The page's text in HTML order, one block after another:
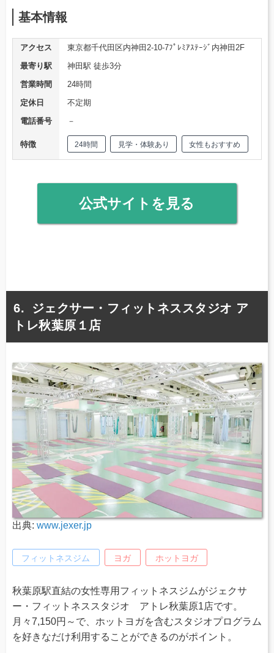
基本情報
アクセス
東京都千代田区内神田2-10-7ﾌﾟﾚﾐｱｽﾃｰｼﾞ内神田2F
最寄り駅
神田駅 徒歩3分
営業時間
24時間
定休日
不定期
電話番号
－
特徴 24時間 見学・体験あり 女性もおすすめ
公式サイトを見る
ジェクサー・フィットネススタジオ ア
トレ秋葉原１店
出典: www.jexer.jp
フィットネスジム ヨガ ホットヨガ
秋葉原駅直結の女性専用フィットネスジムがジェクサ
ー・フィットネススタジオ アトレ秋葉原1店です。
月々7,150円～で、ホットヨガを含むスタジオプログラム
を好きなだけ利用することができるのがポイント。